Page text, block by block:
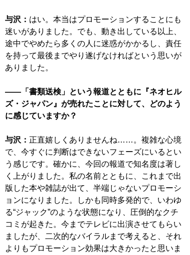
与沢： はい。本当はプロモーションすることにも
迷いがありました。でも、動き出している以上、
途中でやめたら多くの人に迷惑がかかるし、責任
を持って最後までやり遂げなければという思いが
ありました。
――「書類送検」という報道とともに『ネオヒル
ズ・ジャパン』が売れたことに対して、どのよう
に感じていますか？
与沢： 正直嬉しくありませんね……。複雑な心境
で、今すぐに判断はできないフェーズにいるとい
う感じです。確かに、今回の報道で知名度は著し
く上がりました。私の名前とともに、これまで出
版した本や雑誌が出て、半端じゃないプロモーシ
ョンになりました。しかも同時多発的で、いわゆ
る“ジャック”のような状態になり、圧倒的なクチ
コミが起きた。今までテレビに出演させてもらい
ましたが、二次的なバイラルまで考えると、それ
よりもプロモーション効果は大きかったと思いま